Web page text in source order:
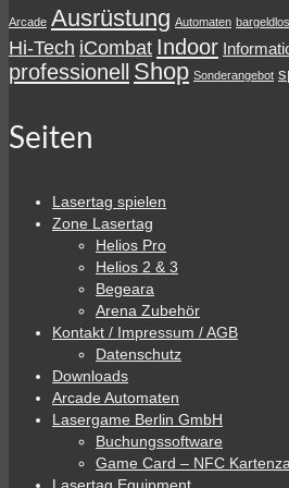
Arcade Ausrüstung Automaten bargeldlos
Hi-Tech iCombat Indoor
professionell Shop Sonderangebot
Seiten
Lasertag spielen
Zone Lasertag
Helios Pro
Helios 2 & 3
Begeara
Arena Zubehör
Kontakt / Impressum / AGB
Datenschutz
Downloads
Arcade Automaten
Lasergame Berlin GmbH
Buchungssoftware
Game Card – NFC